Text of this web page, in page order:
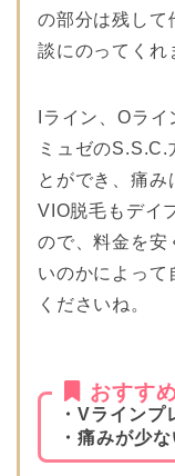
の部分は残して
談にのってくれ
Iライン、Oラ
ミュゼのS.S.C.
とができ、痛み
VIO脱毛もデイ
ので、料金を安
いのかによって
くださいね。
おすす
・Vラインプ
・痛みが少な